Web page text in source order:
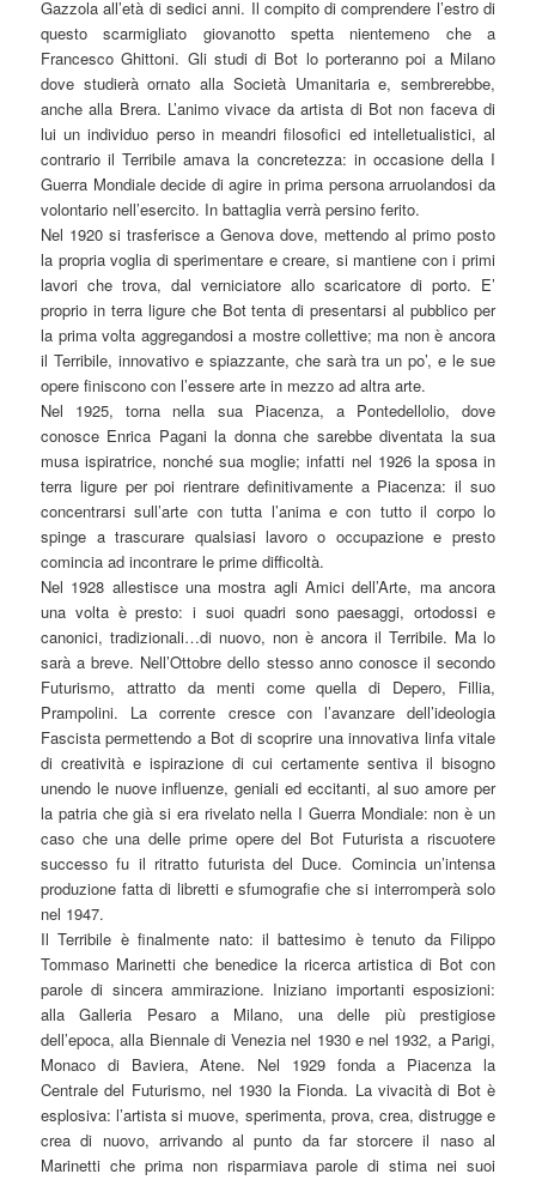
Gazzola all’età di sedici anni. Il compito di comprendere l’estro di
questo scarmigliato giovanotto spetta nientemeno che a
Francesco Ghittoni. Gli studi di Bot lo porteranno poi a Milano
dove studierà ornato alla Società Umanitaria e, sembrerebbe,
anche alla Brera. L’animo vivace da artista di Bot non faceva di
lui un individuo perso in meandri filosofici ed intelletualistici, al
contrario il Terribile amava la concretezza: in occasione della I
Guerra Mondiale decide di agire in prima persona arruolandosi da
volontario nell’esercito. In battaglia verrà persino ferito.
Nel 1920 si trasferisce a Genova dove, mettendo al primo posto
la propria voglia di sperimentare e creare, si mantiene con i primi
lavori che trova, dal verniciatore allo scaricatore di porto. E’
proprio in terra ligure che Bot tenta di presentarsi al pubblico per
la prima volta aggregandosi a mostre collettive; ma non è ancora
il Terribile, innovativo e spiazzante, che sarà tra un po’, e le sue
opere finiscono con l’essere arte in mezzo ad altra arte.
Nel 1925, torna nella sua Piacenza, a Pontedellolio, dove
conosce Enrica Pagani la donna che sarebbe diventata la sua
musa ispiratrice, nonché sua moglie; infatti nel 1926 la sposa in
terra ligure per poi rientrare definitivamente a Piacenza: il suo
concentrarsi sull’arte con tutta l’anima e con tutto il corpo lo
spinge a trascurare qualsiasi lavoro o occupazione e presto
comincia ad incontrare le prime difficoltà.
Nel 1928 allestisce una mostra agli Amici dell’Arte, ma ancora
una volta è presto: i suoi quadri sono paesaggi, ortodossi e
canonici, tradizionali…di nuovo, non è ancora il Terribile. Ma lo
sarà a breve. Nell’Ottobre dello stesso anno conosce il secondo
Futurismo, attratto da menti come quella di Depero, Fillia,
Prampolini. La corrente cresce con l’avanzare dell’ideologia
Fascista permettendo a Bot di scoprire una innovativa linfa vitale
di creatività e ispirazione di cui certamente sentiva il bisogno
unendo le nuove influenze, geniali ed eccitanti, al suo amore per
la patria che già si era rivelato nella I Guerra Mondiale: non è un
caso che una delle prime opere del Bot Futurista a riscuotere
successo fu il ritratto futurista del Duce. Comincia un’intensa
produzione fatta di libretti e sfumografie che si interromperà solo
nel 1947.
Il Terribile è finalmente nato: il battesimo è tenuto da Filippo
Tommaso Marinetti che benedice la ricerca artistica di Bot con
parole di sincera ammirazione. Iniziano importanti esposizioni:
alla Galleria Pesaro a Milano, una delle più prestigiose
dell’epoca, alla Biennale di Venezia nel 1930 e nel 1932, a Parigi,
Monaco di Baviera, Atene. Nel 1929 fonda a Piacenza la
Centrale del Futurismo, nel 1930 la Fionda. La vivacità di Bot è
esplosiva: l’artista si muove, sperimenta, prova, crea, distrugge e
crea di nuovo, arrivando al punto da far storcere il naso al
Marinetti che prima non risparmiava parole di stima nei suoi